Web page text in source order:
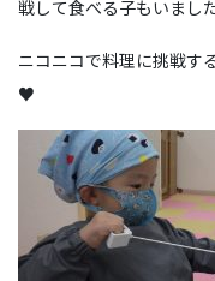
戦して食べる子もいまし
ニコニコで料理に挑戦す
♥